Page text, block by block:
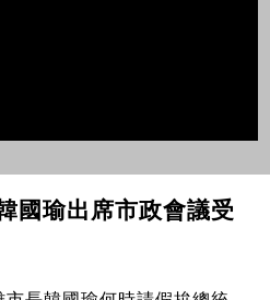
國瑜出席市政會議受